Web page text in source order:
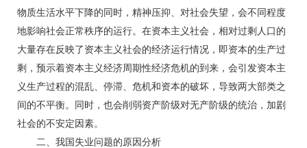
物质生活水平下降的同时，精神压抑、对社会失望，会不同程度
地影响社会正常秩序的运行。在资本主义社会，相对过剩人口的
大量存在反映了资本主义社会的经济运行情况，即资本的生产过
剩，预示着资本主义经济周期性经济危机的到来，会引发资本主
义生产过程的混乱、停滞、危机和资本的破坏，导致两大部类之
间的不平衡。同时，也会削弱资产阶级对无产阶级的统治，加剧
社会的不安定因素。
二、我国失业问题的原因分析